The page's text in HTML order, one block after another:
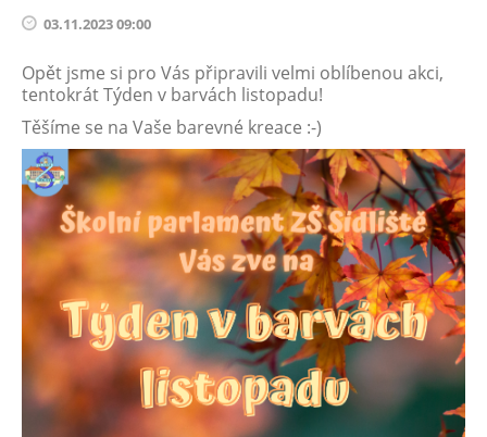
03.11.2023 09:00
Opět jsme si pro Vás připravili velmi oblíbenou akci,
tentokrát Týden v barvách listopadu!
Těšíme se na Vaše barevné kreace :-)